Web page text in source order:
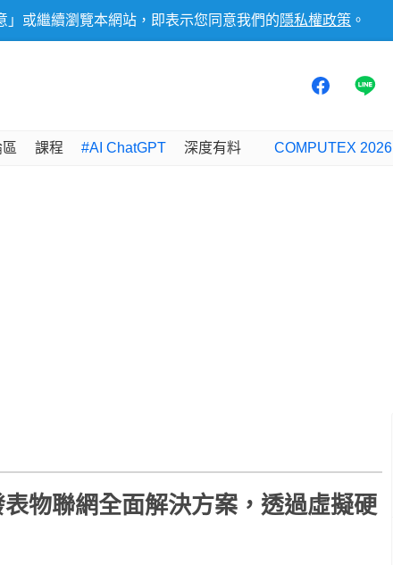
或繼續瀏覽本網站，即表示您同意我們的 隱私權政策 。
課程 #AI ChatGPT 深度有料 COMPUTEX 2026
物聯網全面解決方案，透過虛擬硬